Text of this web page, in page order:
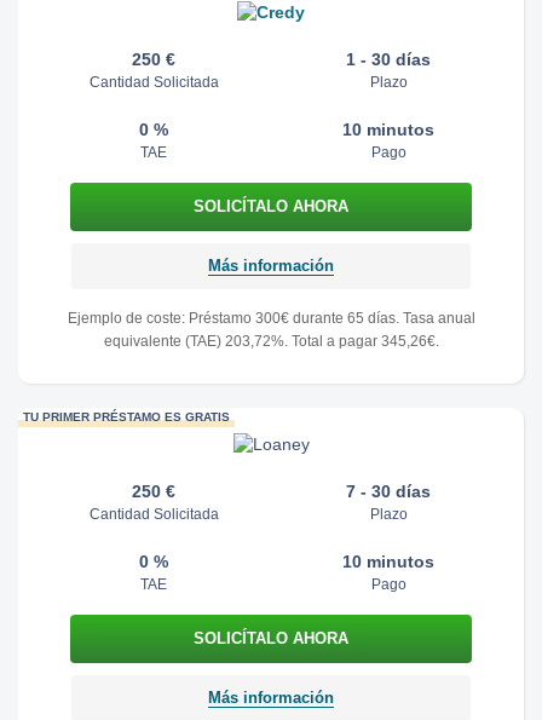
250 €
Cantidad Solicitada
1 - 30 días
Plazo
0 %
TAE
10 minutos
Pago
Más información
Ejemplo de coste: Préstamo 300€ durante 65 días. Tasa anual
equivalente (TAE) 203,72%. Total a pagar 345,26€.
TU PRIMER PRÉSTAMO ES GRATIS
250 €
Cantidad Solicitada
7 - 30 días
Plazo
0 %
TAE
10 minutos
Pago
Más información